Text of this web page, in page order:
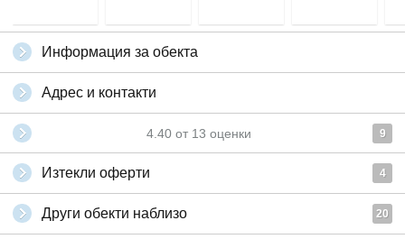
Информация за обекта
Адрес и контакти
4.40 от 13 оценки 9
Изтекли оферти 4
Други обекти наблизо 20